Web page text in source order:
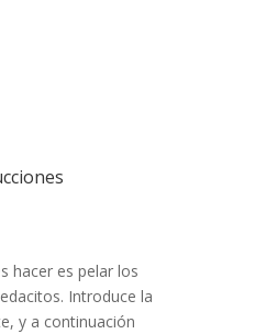
hacer es pelar los
Introduce la
y a continuación